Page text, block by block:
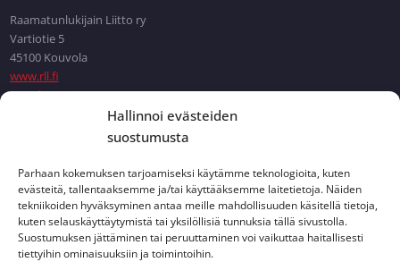
Hallinnoi evästeiden
suostumusta
Parhaan kokemuksen tarjoamiseksi käytämme teknologioita, kuten
evästeitä, tallentaaksemme ja/tai käyttääksemme laitetietoja. Näiden
tekniikoiden hyväksyminen antaa meille mahdollisuuden käsitellä tietoja,
kuten selauskäyttäytymistä tai yksilöllisiä tunnuksia tällä sivustolla.
Suostumuksen jättäminen tai peruuttaminen voi vaikuttaa haitallisesti
tiettyihin ominaisuuksiin ja toimintoihin.
Raamatunlukijain Liitto ry
Vartiotie 5
45100 Kouvola
www.rll.fi
Ota yhteyttä
Tietoa RaamattuStartista